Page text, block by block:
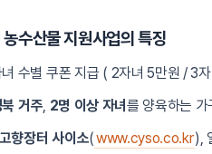
수산물 지원사업의 특징
수별 쿠폰 지급 ( 2자녀 5만원 / 3
거주, 2명 이상 자녀를 양육하는
향장터 사이소(www.cyso.co.kr),